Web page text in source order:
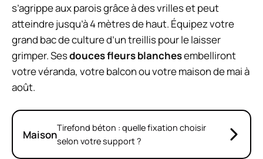
s’agrippe aux parois grâce à des vrilles et peut
atteindre jusqu’à 4 mètres de haut. Équipez votre
grand bac de culture d’un treillis pour le laisser
grimper. Sesdouces fleurs blanchesembelliront
votre véranda, votre balcon ou votre maison de mai à
août.
MaisonTirefond béton : quelle fixation choisir
selon votre support ?